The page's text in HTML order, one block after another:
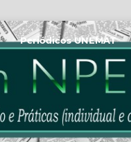
Periódicos UNEMAT